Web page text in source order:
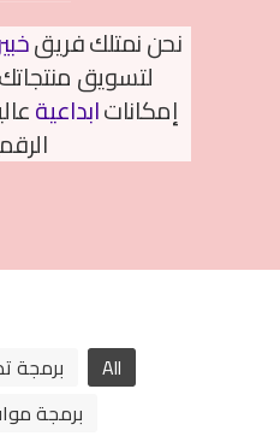
نحن نمتلك فريق
لتسويق
إمكاناتابداعية
All
برمجة
برمجة